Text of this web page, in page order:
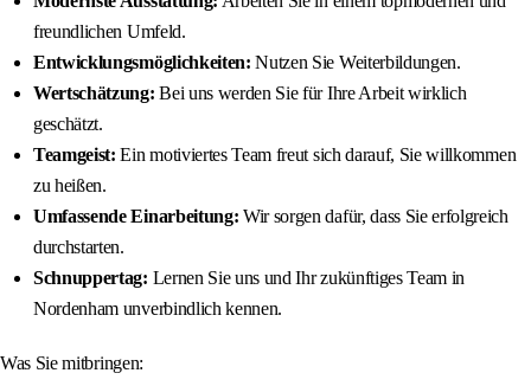
freundlichen Umfeld.
Entwicklungsmöglichkeiten: Nutzen Sie Weiterbildungen.
Wertschätzung: Bei uns werden Sie für Ihre Arbeit wirklich
geschätzt.
Teamgeist: Ein motiviertes Team freut sich darauf, Sie willkommen
zu heißen.
Umfassende Einarbeitung: Wir sorgen dafür, dass Sie erfolgreich
durchstarten.
Schnuppertag: Lernen Sie uns und Ihr zukünftiges Team in
Nordenham unverbindlich kennen.
Was Sie mitbringen: